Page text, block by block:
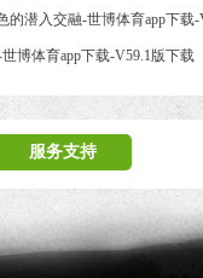
潜入交融-世博体育app下载-
博体育app下载-V59.1版下载
服务支持